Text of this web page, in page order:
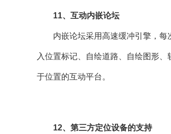
11、互动内嵌论坛
内嵌论坛采用高速缓冲引擎，每
入位置标记、自绘道路、自绘图形
于位置的互动平台。
12、第三方定位设备的支持